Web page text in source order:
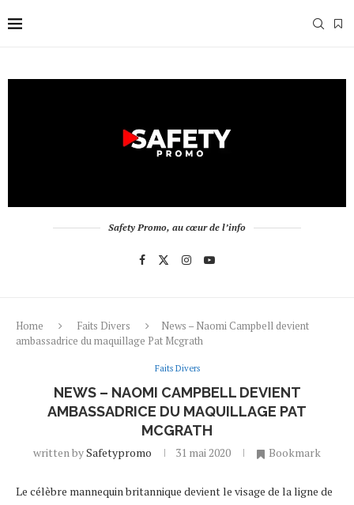
Safety Promo, au cœur de l’info
Home Faits Divers
News – Naomi Campbell devient
ambassadrice du maquillage Pat Mcgrath
Faits Divers
NEWS – NAOMI CAMPBELL DEVIENT
AMBASSADRICE DU MAQUILLAGE PAT
MCGRATH
written bySafetypromo 31 mai 2020 Bookmark
Le célèbre mannequin britannique devient le visage de la ligne de